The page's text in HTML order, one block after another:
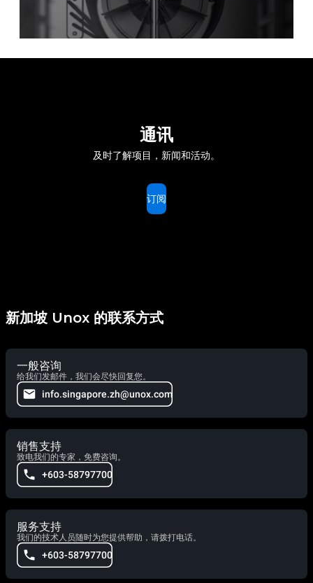
通讯
及时了解项目，新闻和活动。
订阅
新加坡 Unox 的联系方式
一般咨询
给我们发邮件，我们会尽快回复您。
info.singapore.zh@unox.com
销售支持
致电我们的专家，免费咨询。
+603-58797700
服务支持
我们的技术人员随时为您提供帮助，请拨打电话。
+603-58797700